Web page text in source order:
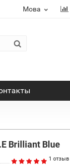
Мова
Brilliant Blue
1 отзыв